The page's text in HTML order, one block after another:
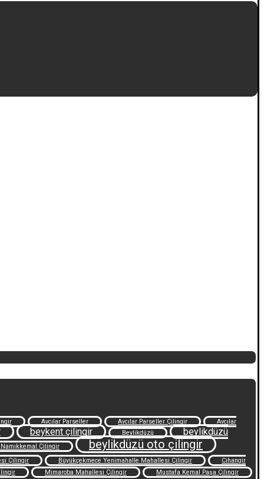
Avcılar Parseller Avcılar Parseller Çilingir
Avcılar
beykent çilingir Beylikdüzü
beylikdüzü
Çilingir beylikdüzü oto çilingir
Çilingir Büyükçekmece Yenimahalle Mahallesi Çilingir
Cihangir
Mimaroba Mahallesi Çilingir Mustafa Kemal Paşa Çilingir